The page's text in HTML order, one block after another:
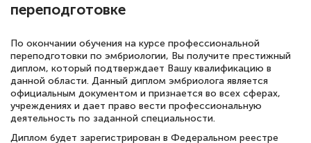
переподготовке
По окончании обучения на курсе профессиональной
переподготовки по эмбриологии, Вы получите престижный
диплом, который подтверждает Вашу квалификацию в
данной области. Данный диплом эмбриолога является
официальным документом и признается во всех сферах,
учреждениях и дает право вести профессиональную
деятельность по заданной специальности.
Диплом будет зарегистрирован в Федеральном реестре